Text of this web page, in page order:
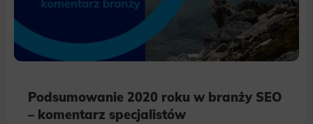
Podsumowanie 2020 roku w branży SEO
– komentarz specjalistów